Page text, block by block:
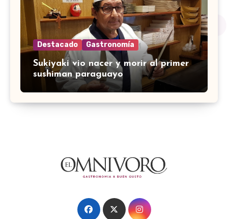
Destacado Gastronomía
Sukiyaki vio nacer y morir al primer
sushiman paraguayo